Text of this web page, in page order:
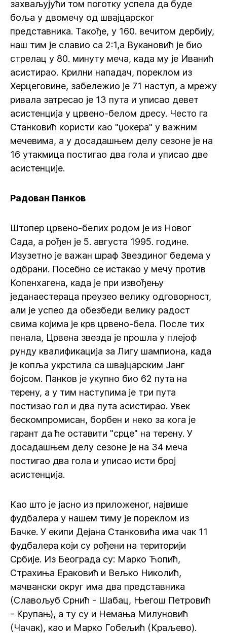
захваљујући том поготку успела да буде
боља у двомечу од швајцарског
представника. Такође, у 160. вечитом дербију,
наш тим је славио са 2:1,а Вукановић је био
стрелац у 80. минуту меча, када му је Иванић
асистирао. Крилни нападач, пореклом из
Херцеговине, забележио је 71 наступ, а мрежу
ривала затресао је 13 пута и уписао девет
асистенција у црвено-белом дресу. Често га
Станковић користи као "џокера" у важним
мечевима, а у досадашњем делу сезоне је на
16 утакмица постигао два гола и уписао две
асистенције.
Радован Панков
Штопер црвено-белих родом је из Новог
Сада, а рођен је 5. августа 1995. године.
Изузетно је важан шраф Звездиног бедема у
одбрани. Посебно се истакао у мечу против
Копенхагена, када је при извођењу
једанаестераца преузео велику одговорност,
али је успео да обезбеди велику радост
свима којима је крв црвено-бела. После тих
пенала, Црвена звезда је прошла у плејоф
рунду квалификација за Лигу шампиона, када
је копља укрстила са швајцарским Јанг
бојсом. Панков је укупно био 62 пута на
терену, а у тим наступима је три пута
постизао гол и два пута асистирао. Увек
бескомпромисан, борбен и неко за кога је
гарант да ће оставити "срце" на терену. У
досадашњем делу сезоне је на 34 меча
постигао два гола и уписао исти број
асистенција.
Као што је јасно из приложеног, највише
фудбалера у нашем тиму је пореклом из
Бачке. У екипи Дејана Станковића има чак 11
фудбалера који су рођени на територији
Србије. Из Београда су: Марко Ћопић,
Страхиња Ераковић и Вељко Николић,
мачвански округ има два представника
(Славољуб Срнић - Шабац, Његош Петровић
- Крупањ), а ту су и Немања Милуновић
(Чачак), као и Марко Гобељић (Краљево).